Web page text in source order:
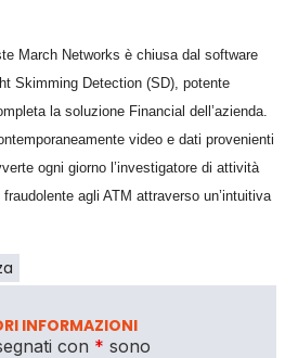
March Networks è chiusa dal software
Skimming Detection (SD), potente
la soluzione Financial dell’azienda.
video e dati provenienti
ogni giorno l’investigatore di attività
agli ATM attraverso un’intuitiva
INFORMAZIONI
con * sono